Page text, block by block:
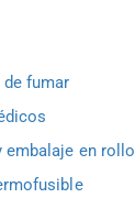
fumar
embalaje en rollo